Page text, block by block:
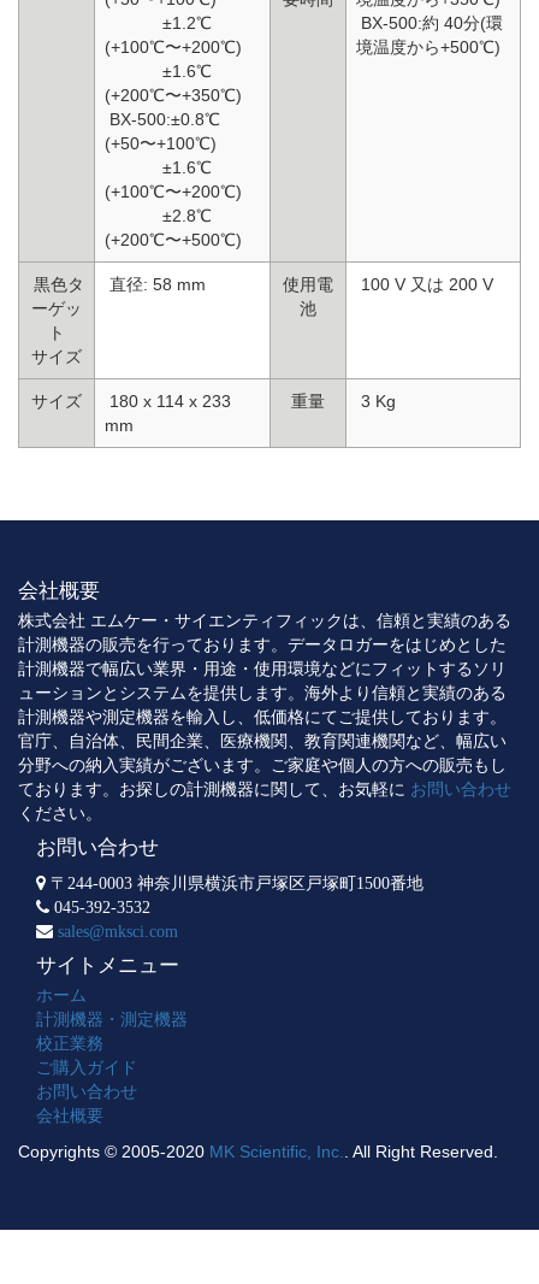
±1.2℃
(+100℃〜+200℃)
±1.6℃
(+200℃〜+350℃)
BX-500:±0.8℃
(+50〜+100℃)
±1.6℃
(+100℃〜+200℃)
±2.8℃
(+200℃〜+500℃)
BX-500:約 40分(環
境温度から+500℃)
黒色タ
ーゲッ
ト
サイズ
直径: 58 mm
使用電
池
100 V 又は 200 V
サイズ
180 x 114 x 233
mm
重量 3 Kg
会社概要
株式会社 エムケー・サイエンティフィックは、信頼と実績のある
計測機器の販売を行っております。データロガーをはじめとした
計測機器で幅広い業界・用途・使用環境などにフィットするソリ
ューションとシステムを提供します。海外より信頼と実績のある
計測機器や測定機器を輸入し、低価格にてご提供しております。
官庁、自治体、民間企業、医療機関、教育関連機関など、幅広い
分野への納入実績がございます。ご家庭や個人の方への販売もし
ております。お探しの計測機器に関して、お気軽に お問い合わせ
ください。
お問い合わせ
〒244-0003 神奈川県横浜市戸塚区戸塚町1500番地
045-392-3532
sales@mksci.com
サイトメニュー
ホーム
計測機器・測定機器
校正業務
ご購入ガイド
お問い合わせ
会社概要
Copyrights © 2005-2020 MK Scientific, Inc. . All Right Reserved.